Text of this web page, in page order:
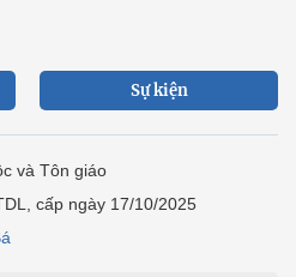
Sự kiện
và Tôn giáo
cấp ngày 17/10/2025